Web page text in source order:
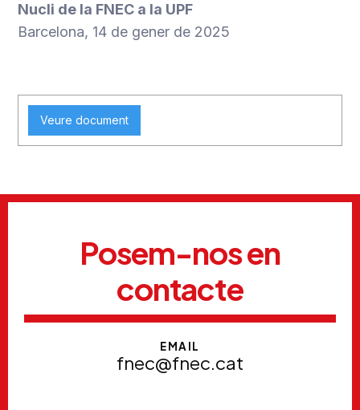
Nucli de la FNEC a la UPF
Barcelona, 14 de gener de 2025
Veure document
Posem-nos en
contacte
EMAIL
fnec@fnec.cat